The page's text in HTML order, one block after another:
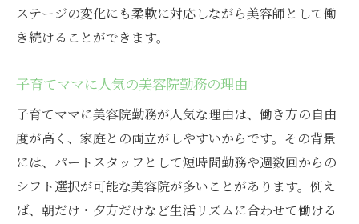
ステージの変化にも柔軟に対応しながら美容師として働
き続けることができます。
子育てママに人気の美容院勤務の理由
子育てママに美容院勤務が人気な理由は、働き方の自由
度が高く、家庭との両立がしやすいからです。その背景
には、パートスタッフとして短時間勤務や週数回からの
シフト選択が可能な美容院が多いことがあります。例え
ば、朝だけ・夕方だけなど生活リズムに合わせて働ける